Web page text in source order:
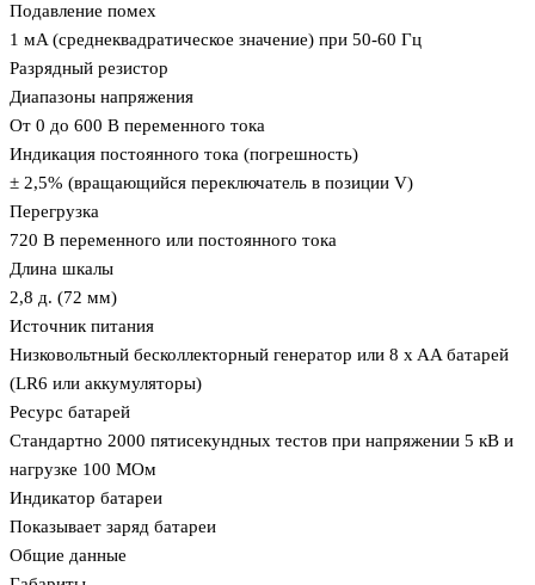
Подавление помех
1 мA (среднеквадратическое значение) при 50-60 Гц
Разрядный резистор
Диапазоны напряжения
От 0 до 600 В переменного тока
Индикация постоянного тока (погрешность)
± 2,5% (вращающийся переключатель в позиции V)
Перегрузка
720 В переменного или постоянного тока
Длина шкалы
2,8 д. (72 мм)
Источник питания
Низковольтный бесколлекторный генератор или 8 x AA батарей
(LR6 или аккумуляторы)
Ресурс батарей
Стандартно 2000 пятисекундных тестов при напряжении 5 кВ и
нагрузке 100 MОм
Индикатор батареи
Показывает заряд батареи
Общие данные